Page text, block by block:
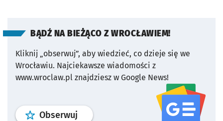
BĄDŹ NA BIEŻĄCO Z WROCŁAWIEM!
Kliknij „obserwuj”, aby wiedzieć, co dzieje się we
Wrocławiu. Najciekawsze wiadomości z
www.wroclaw.pl znajdziesz w Google News!
Obserwuj profil serwisu